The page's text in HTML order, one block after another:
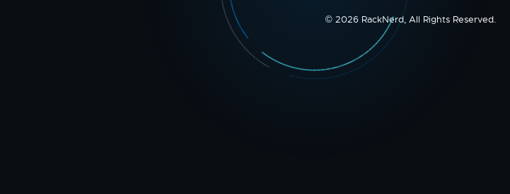
© 2026 RackNerd, All Rights Reserved.